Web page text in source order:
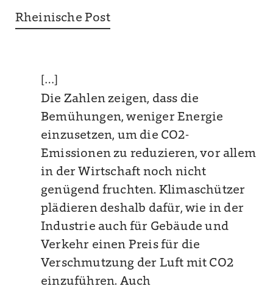
Rheinische Post
[…]
Die Zahlen zeigen, dass die
Bemühungen, wenigerEnergie
einzusetzen, um die CO2-
Emissionen zu reduzieren, vor allem
in der Wirtschaft noch nicht
genügend fruchten. Klimaschützer
plädieren deshalb dafür, wie in der
Industrie auch für Gebäude und
Verkehr einen Preis für die
Verschmutzung der Luft mit CO2
einzuführen. Auch